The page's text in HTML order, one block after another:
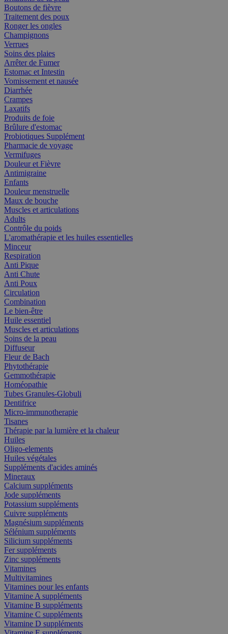
Boutons de fièvre
Traitement des poux
Ronger les ongles
Champignons
Verrues
Soins des plaies
Arrêter de Fumer
Estomac et Intestin
Vomissement et nausée
Diarrhée
Crampes
Laxatifs
Produits de foie
Brûlure d'estomac
Probiotiques Supplément
Pharmacie de voyage
Vermifuges
Douleur et Fièvre
Antimigraine
Enfants
Douleur menstruelle
Maux de bouche
Muscles et articulations
Adults
Contrôle du poids
L'aromathérapie et les huiles essentielles
Minceur
Respiration
Anti Pique
Anti Chute
Anti Poux
Circulation
Combination
Le bien-être
Huile essentiel
Muscles et articulations
Soins de la peau
Diffuseur
Fleur de Bach
Phytothérapie
Gemmothérapie
Homéopathie
Tubes Granules-Globuli
Dentifrice
Micro-immunotherapie
Tisanes
Thérapie par la lumière et la chaleur
Huiles
Oligo-elements
Huiles végétales
Suppléments d'acides aminés
Mineraux
Calcium suppléments
Jode suppléments
Potassium suppléments
Cuivre suppléments
Magnésium suppléments
Sélénium suppléments
Silicium suppléments
Fer suppléments
Zinc suppléments
Vitamines
Multivitamines
Vitamines pour les enfants
Vitamine A suppléments
Vitamine B suppléments
Vitamine C suppléments
Vitamine D suppléments